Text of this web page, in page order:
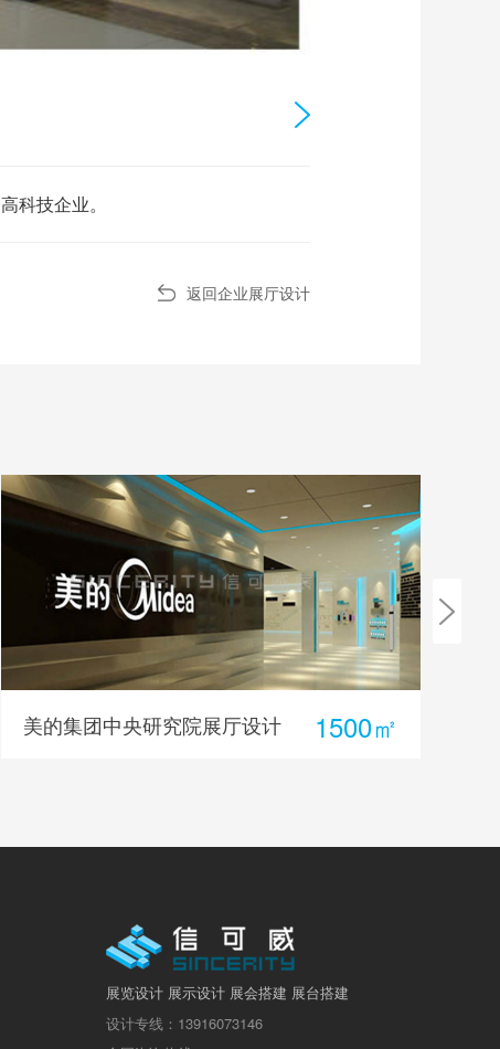
技企业。
返回企业展厅设计
1000㎡
上海专业文化墙展厅设计
展览设计 展示设计 展会搭建 展台搭建
设计专线：13916073146